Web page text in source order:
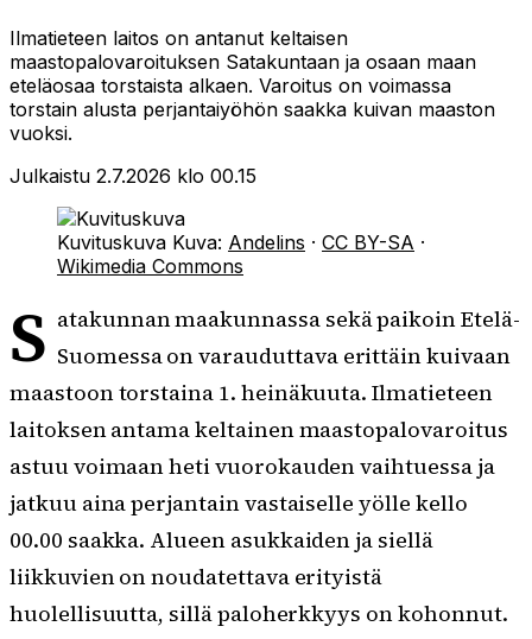
Ilmatieteen laitos on antanut keltaisen
maastopalovaroituksen Satakuntaan ja osaan maan
eteläosaa torstaista alkaen. Varoitus on voimassa
torstain alusta perjantaiyöhön saakka kuivan maaston
vuoksi.
Julkaistu 2.7.2026 klo 00.15
Kuvituskuva Kuva: Andelins · CC BY-SA ·
Wikimedia Commons
S atakunnan maakunnassa sekä paikoin Etelä-
Suomessa on varauduttava erittäin kuivaan
maastoon torstaina 1. heinäkuuta. Ilmatieteen
laitoksen antama keltainen maastopalovaroitus
astuu voimaan heti vuorokauden vaihtuessa ja
jatkuu aina perjantain vastaiselle yölle kello
00.00 saakka. Alueen asukkaiden ja siellä
liikkuvien on noudatettava erityistä
huolellisuutta, sillä paloherkkyys on kohonnut.